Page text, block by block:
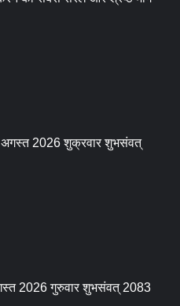
2026 शुक्रवार शुभसंवत्
आज का पंचांग: आज दिनांक 6 अगस्त 2026 गुरुवार शुभसंवत् 2083